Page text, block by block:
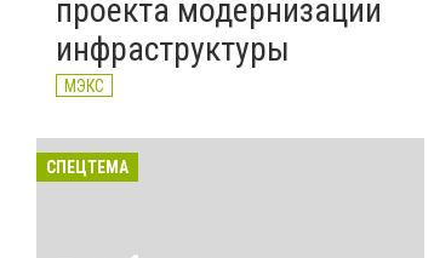
проекта модернизации
инфраструктуры
МЭКС
СПЕЦТЕМА